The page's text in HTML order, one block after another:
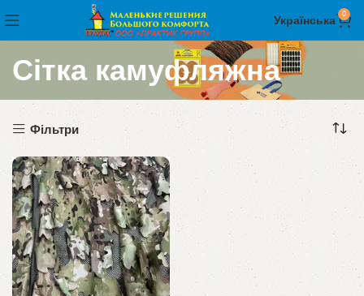
Українська 0
Сітка камуфляжна
Фільтри